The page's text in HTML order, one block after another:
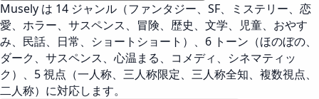
Musely は 14 ジャンル（ファンタジー、SF、ミステリー、恋
愛、ホラー、サスペンス、冒険、歴史、文学、児童、おやす
み、民話、日常、ショートショート）、6 トーン（ほのぼの、
ダーク、サスペンス、心温まる、コメディ、シネマティッ
ク）、5 視点（一人称、三人称限定、三人称全知、複数視点、
二人称）に対応します。